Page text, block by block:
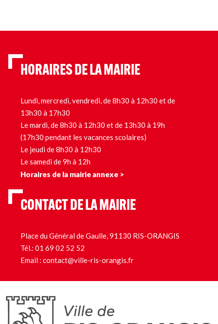
HORAIRES DE LA MAIRIE
Lundi, mercredi, vendredi, de 8h30 à 12h30 et de
13h30 à 17h30
Le mardi, de 8h30 à 12h30 et de 13h30 à 19h
(17h30 pendant les vacances scolaires)
Le jeudi de 8h30 à 12h30
Le samedi de 9h à 12h
Horaires de la mairie annexe >
CONTACT DE LA MAIRIE
Place du Général de Gaulle, 91130 RIS-ORANGIS
Tél.: 01 69 02 52 52
Email : contact@ville-ris-orangis.fr